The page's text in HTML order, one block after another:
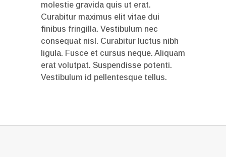
molestie gravida quis ut erat.
Curabitur maximus elit vitae dui
finibus fringilla. Vestibulum nec
consequat nisl. Curabitur luctus nibh
ligula. Fusce et cursus neque. Aliquam
erat volutpat. Suspendisse potenti.
Vestibulum id pellentesque tellus.